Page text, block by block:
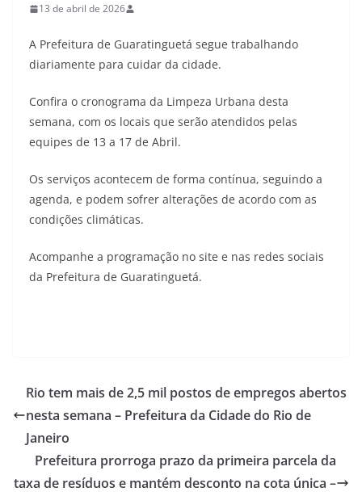
13 de abril de 2026
A Prefeitura de Guaratinguetá segue trabalhando
diariamente para cuidar da cidade.
Confira o cronograma da Limpeza Urbana desta
semana, com os locais que serão atendidos pelas
equipes de 13 a 17 de Abril.
Os serviços acontecem de forma contínua, seguindo a
agenda, e podem sofrer alterações de acordo com as
condições climáticas.
Acompanhe a programação no site e nas redes sociais
da Prefeitura de Guaratinguetá.
Rio tem mais de 2,5 mil postos de empregos abertos
nesta semana – Prefeitura da Cidade do Rio de
Janeiro
Prefeitura prorroga prazo da primeira parcela da
taxa de resíduos e mantém desconto na cota única –